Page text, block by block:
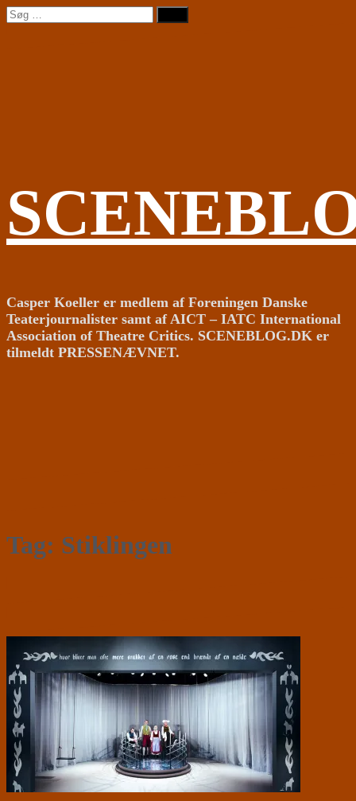
Videre
til
Søg
efter:
Casper Koeller er medlem af Foreningen Danske
Teaterjournalister samt af AICT – IATC International
Association of Theatre Critics. SCENEBLOG.DK er
tilmeldt PRESSENÆVNET.
Tag: Stiklingen